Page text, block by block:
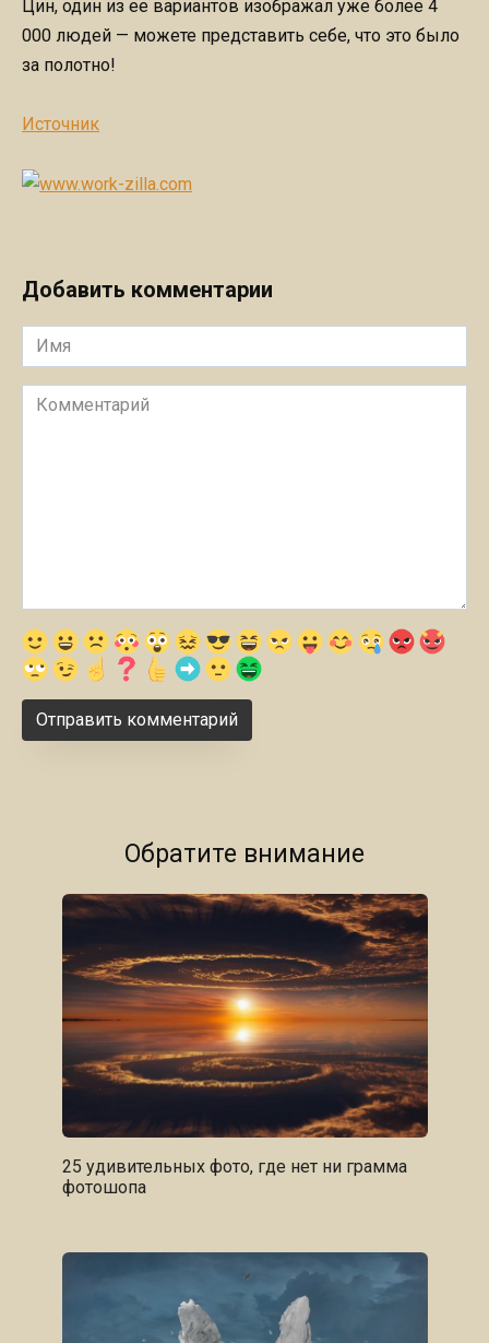
Цин, один из ее вариантов изображал уже более 4
000 людей — можете представить себе, что это было
за полотно!
Источник
Добавить комментарии
Имя
Комментарий
Обратите внимание
25 удивительных фото, где нет ни грамма
фотошопа